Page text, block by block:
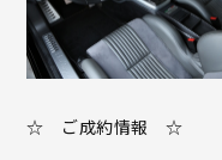
☆ ご成約情報 ☆